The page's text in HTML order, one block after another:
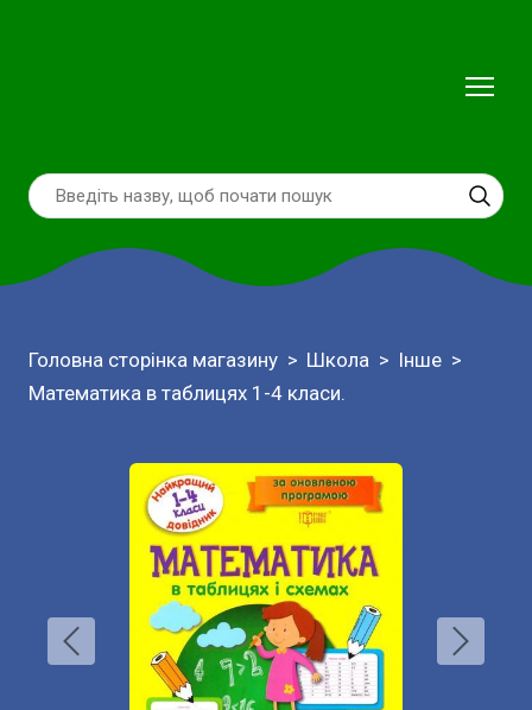
Головна сторінка магазину Школа
Інше
Математика в таблицях 1-4 класи.